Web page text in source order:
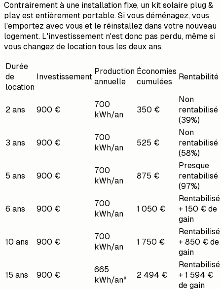
Contrairement à une installation fixe, un kit solaire plug &
play est entièrement portable. Si vous déménagez, vous
l'emportez avec vous et le réinstallez dans votre nouveau
logement. L'investissement n'est donc pas perdu, même si
vous changez de location tous les deux ans.
Durée
de
location
Investissement
Production
annuelle
Économies
cumulées
Rentabilité
2 ans 900 €
700
kWh/an
350 €
Non
rentabilisé
(39%)
3 ans 900 €
700
kWh/an
525 €
Non
rentabilisé
(58%)
5 ans 900 €
700
kWh/an
875 €
Presque
rentabilisé
(97%)
6 ans 900 €
700
kWh/an
1 050 €
Rentabilisé
+ 150 € de
gain
10 ans 900 €
700
kWh/an
1 750 €
Rentabilisé
+ 850 € de
gain
15 ans 900 €
665
kWh/an*
2 494 €
Rentabilisé
+ 1 594 €
de gain